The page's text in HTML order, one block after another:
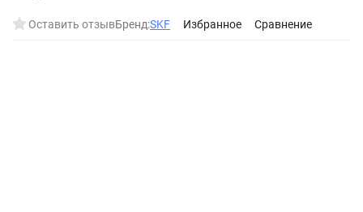
Оставить отзывБренд:SKF Избранное Сравнение